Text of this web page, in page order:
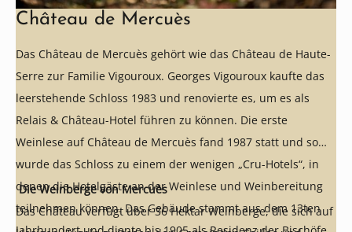
Château de Mercuès
Das Château de Mercuès gehört wie das Château de Haute-
Serre zur Familie Vigouroux. Georges Vigouroux kaufte das
leerstehende Schloss 1983 und renovierte es, um es als
Relais & Château-Hotel führen zu können. Die erste
Weinlese auf Château de Mercuès fand 1987 statt und so
wurde das Schloss zu einem der wenigen „Cru-Hotels“, in
denen die Hotelgäste an der Weinlese und Weinbereitung
teilnehmen können. Das Gebäude stammt aus dem 13ten
Die Weinberge von Mercuès
Das Château verfügt über 36 Hektar Weinberge, die sich auf